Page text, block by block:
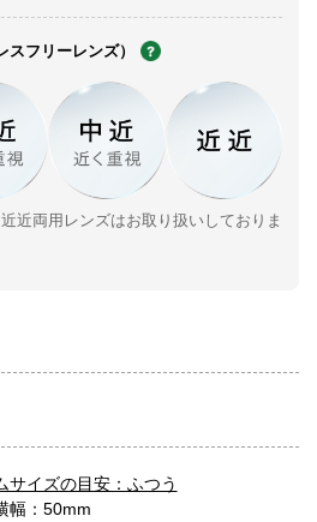
スフリーレンズ）
近両用レンズはお取り扱いしておりま
サイズの目安：ふつう
幅：50mm